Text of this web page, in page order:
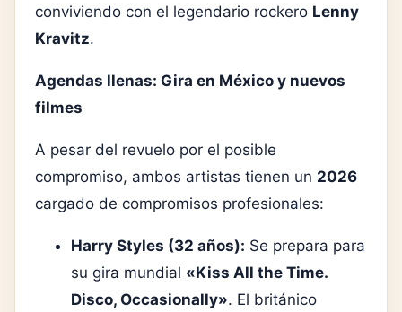
conviviendo con el legendario rockero Lenny
Kravitz.
Agendas llenas: Gira en México y nuevos
filmes
A pesar del revuelo por el posible
compromiso, ambos artistas tienen un 2026
cargado de compromisos profesionales:
Harry Styles (32 años): Se prepara para
su gira mundial «Kiss All the Time.
Disco, Occasionally». El británico